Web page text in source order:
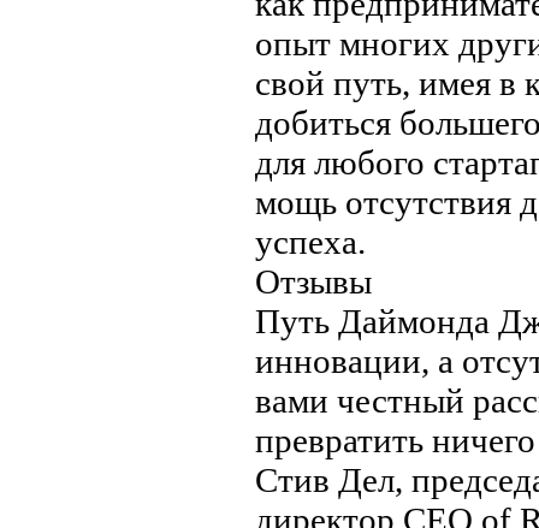
опыт многих
свой путь, имея в
добиться
для любого
мощь отсутствия
успеха.
Отзывы
Путь Даймонда
инновации, а
вами честный
превратить
Стив Дел,
директор CEO of